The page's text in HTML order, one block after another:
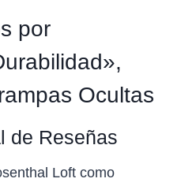
por
Ocultas
de Reseñas
Loft como